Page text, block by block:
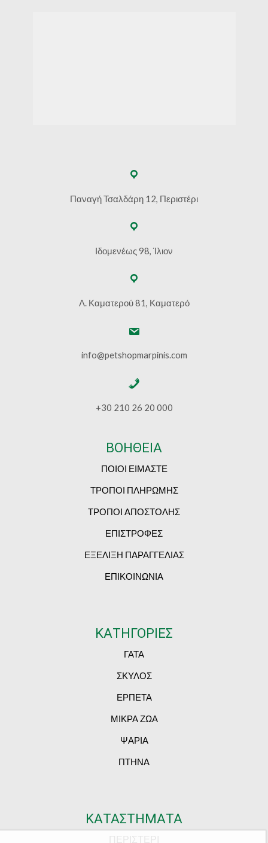
Παναγή Τσαλδάρη 12, Περιστέρι
Ιδομενέως 98, Ίλιον
Λ. Καματερού 81, Καματερό
info@petshopmarpinis.com
+30 210 26 20 000
ΒΟΗΘΕΙΑ
ΠΟΙΟΙ ΕΙΜΑΣΤΕ
ΤΡΟΠΟΙ ΠΛΗΡΩΜΗΣ
ΤΡΟΠΟΙ ΑΠΟΣΤΟΛΗΣ
ΕΠΙΣΤΡΟΦΕΣ
ΕΞΕΛΙΞΗ ΠΑΡΑΓΓΕΛΙΑΣ
ΕΠΙΚΟΙΝΩΝΙΑ
ΚΑΤΗΓΟΡΙΕΣ
ΓΑΤΑ
ΣΚΥΛΟΣ
ΕΡΠΕΤΑ
ΜΙΚΡΑ ΖΩΑ
ΨΑΡΙΑ
ΠΤΗΝΑ
ΚΑΤΑΣΤΗΜΑΤΑ